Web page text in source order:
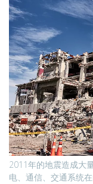
2011年的地震造成大
电、通信、交通系统